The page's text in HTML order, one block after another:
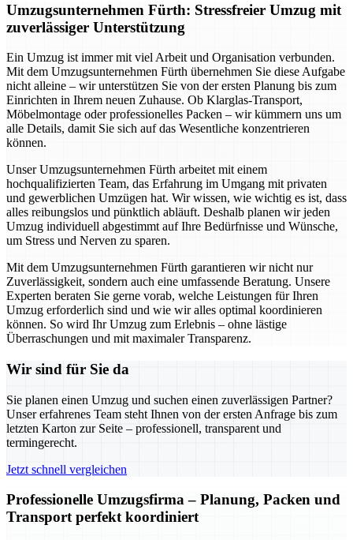
Umzugsunternehmen Fürth: Stressfreier Umzug mit
zuverlässiger Unterstützung
Ein Umzug ist immer mit viel Arbeit und Organisation verbunden.
Mit dem Umzugsunternehmen Fürth übernehmen Sie diese Aufgabe
nicht alleine – wir unterstützen Sie von der ersten Planung bis zum
Einrichten in Ihrem neuen Zuhause. Ob Klarglas-Transport,
Möbelmontage oder professionelles Packen – wir kümmern uns um
alle Details, damit Sie sich auf das Wesentliche konzentrieren
können.
Unser Umzugsunternehmen Fürth arbeitet mit einem
hochqualifizierten Team, das Erfahrung im Umgang mit privaten
und gewerblichen Umzügen hat. Wir wissen, wie wichtig es ist, dass
alles reibungslos und pünktlich abläuft. Deshalb planen wir jeden
Umzug individuell abgestimmt auf Ihre Bedürfnisse und Wünsche,
um Stress und Nerven zu sparen.
Mit dem Umzugsunternehmen Fürth garantieren wir nicht nur
Zuverlässigkeit, sondern auch eine umfassende Beratung. Unsere
Experten beraten Sie gerne vorab, welche Leistungen für Ihren
Umzug erforderlich sind und wie wir alles optimal koordinieren
können. So wird Ihr Umzug zum Erlebnis – ohne lästige
Überraschungen und mit maximaler Transparenz.
Wir sind für Sie da
Sie planen einen Umzug und suchen einen zuverlässigen Partner?
Unser erfahrenes Team steht Ihnen von der ersten Anfrage bis zum
letzten Karton zur Seite – professionell, transparent und
termingerecht.
Jetzt schnell vergleichen
Professionelle Umzugsfirma – Planung, Packen und
Transport perfekt koordiniert